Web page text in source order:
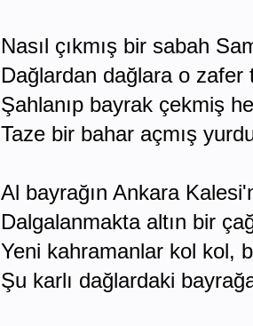
Nasıl çıkmış bir sabah
Dağlardan dağlara o zafer
Şahlanıp bayrak çekmiş
Taze bir bahar açmış
Al bayrağın Ankara
Dalgalanmakta altın bir
Yeni kahramanlar kol kol,
Şu karlı dağlardaki